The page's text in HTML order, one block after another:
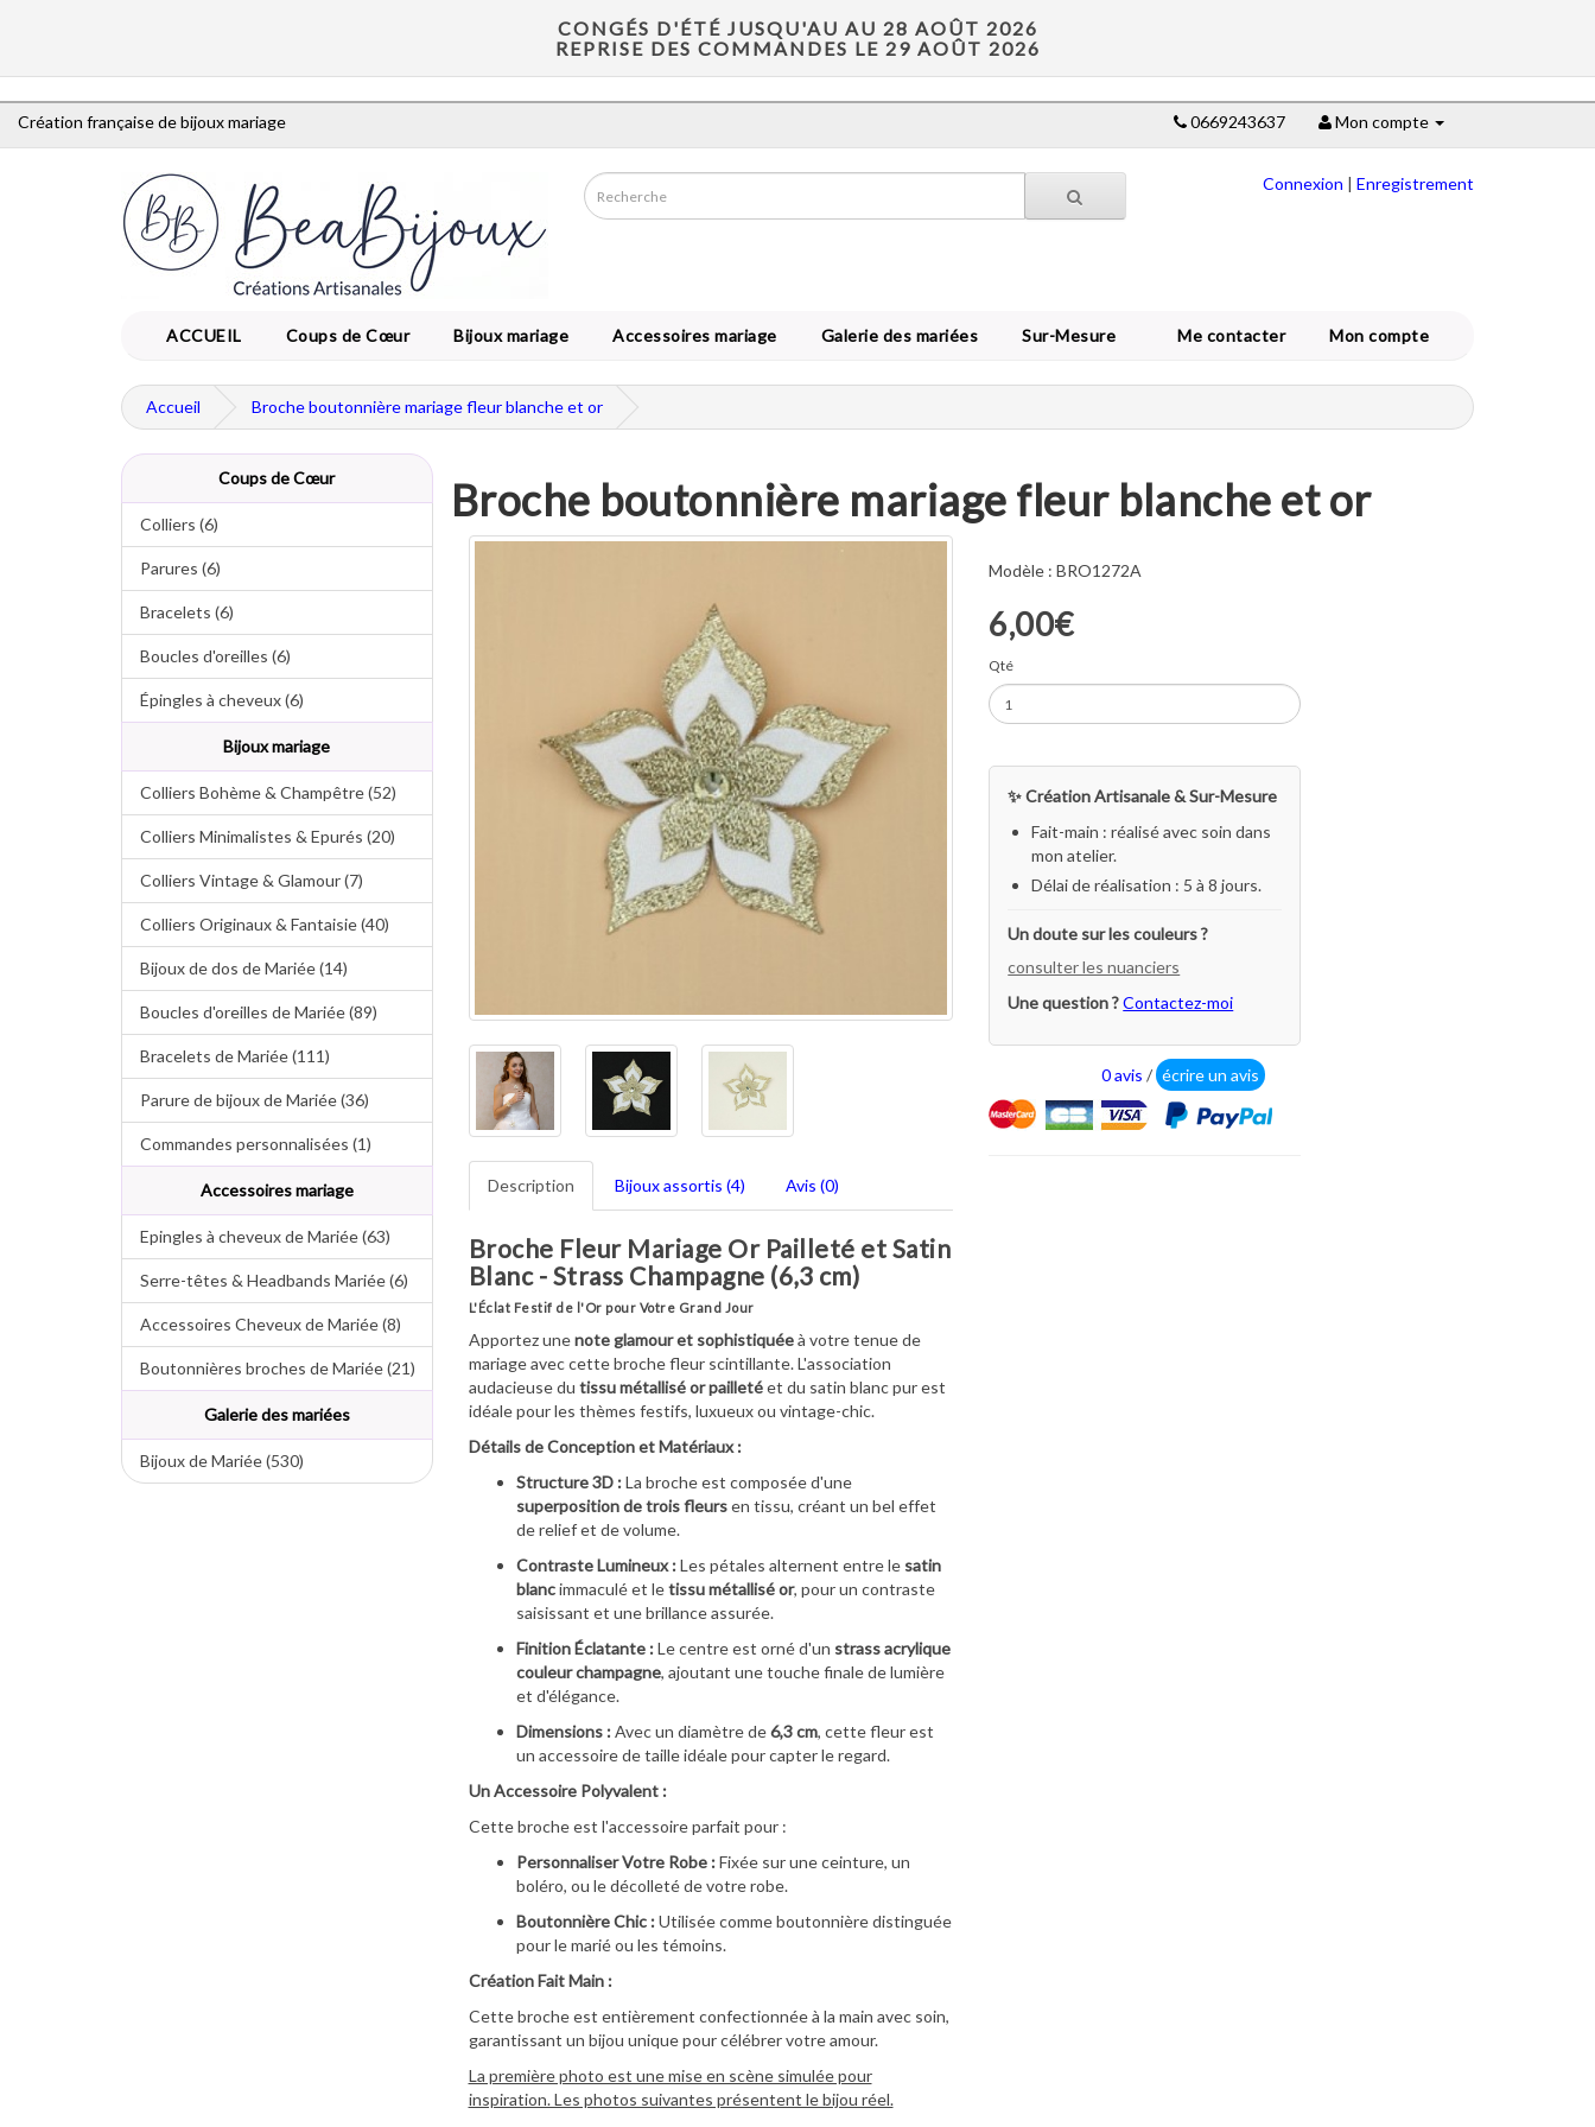
CONGÉS D'ÉTÉ JUSQU'AU AU 28 AOÛT 2026
REPRISE DES COMMANDES LE 29 AOÛT 2026
Création française de bijoux mariage 0669243637 Mon compte
Connexion | Enregistrement
ACCUEIL Coups de Cœur Bijoux mariage Accessoires mariage Galerie des mariées Sur-Mesure Me contacter Mon compte
Accueil Broche boutonnière mariage fleur blanche et or
Coups de Cœur
Colliers (6)
Parures (6)
Bracelets (6)
Boucles d'oreilles (6)
Épingles à cheveux (6)
Bijoux mariage
Colliers Bohème & Champêtre (52)
Colliers Minimalistes & Epurés (20)
Colliers Vintage & Glamour (7)
Colliers Originaux & Fantaisie (40)
Bijoux de dos de Mariée (14)
Boucles d'oreilles de Mariée (89)
Bracelets de Mariée (111)
Parure de bijoux de Mariée (36)
Commandes personnalisées (1)
Accessoires mariage
Epingles à cheveux de Mariée (63)
Serre-têtes & Headbands Mariée (6)
Accessoires Cheveux de Mariée (8)
Boutonnières broches de Mariée (21)
Galerie des mariées
Bijoux de Mariée (530)
Broche boutonnière mariage fleur blanche et or
Description Bijoux assortis (4) Avis (0)
Broche Fleur Mariage Or Pailleté et Satin
Blanc - Strass Champagne (6,3 cm)
L'Éclat Festif de l'Or pour Votre Grand Jour
Apportez unenote glamour et sophistiquéeà votre tenue de
mariage avec cette broche fleur scintillante. L'association
audacieuse du tissu métallisé or pailletéet du satin blanc pur est
idéale pour les thèmes festifs, luxueux ou vintage-chic.
Détails de Conception et Matériaux :
Structure 3D :La broche est composée d'une
superposition de trois fleursen tissu, créant un bel effet
de relief et de volume.
Contraste Lumineux :Les pétales alternent entre le satin
blancimmaculé et letissu métallisé or, pour un contraste
saisissant et une brillance assurée.
Finition Éclatante :Le centre est orné d'un strass acrylique
couleur champagne, ajoutant une touche finale de lumière
et d'élégance.
Dimensions :Avec un diamètre de6,3 cm, cette fleur est
un accessoire de taille idéale pour capter le regard.
Un Accessoire Polyvalent :
Cette broche est l'accessoire parfait pour :
Personnaliser Votre Robe :Fixée sur une ceinture, un
boléro, ou le décolleté de votre robe.
Boutonnière Chic :Utilisée comme boutonnière distinguée
pour le marié ou les témoins.
Création Fait Main :
Cette broche est entièrement confectionnée à la main avec soin,
garantissant un bijou unique pour célébrer votre amour.
La première photo est une mise en scène simulée pour
inspiration. Les photos suivantes présentent le bijou réel.
Modèle : BRO1272A
6,00€
Qté
✨ Création Artisanale & Sur-Mesure
Fait-main : réalisé avec soin dans
mon atelier.
Délai de réalisation : 5 à 8 jours.
Un doute sur les couleurs ?
consulter les nuanciers
Une question ?Contactez-moi
0 avis / écrire un avis